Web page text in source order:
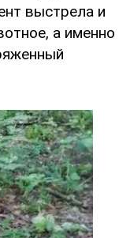
выстрела и
а именно